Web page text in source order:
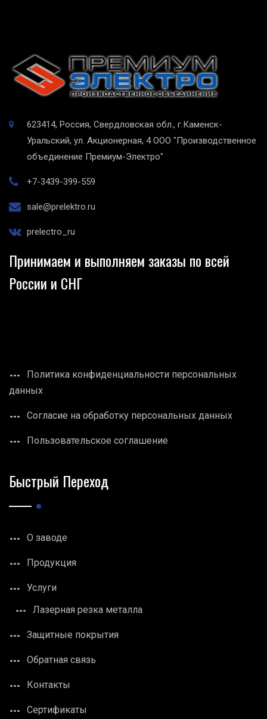
623414, Россия, Свердловская обл., г.Каменск-
Уральский, ул. Акционерная, 4 ООО "Производственное
объединение Премиум-Электро"
+7-3439-399-559
sale@prelektro.ru
prelectro_ru
Принимаем и выполняем заказы по всей
России и СНГ
Политика конфиденциальности персональных
данных
Согласие на обработку персональных данных
Пользовательское соглашение
Быстрый Переход
О заводе
Продукция
Услуги
Лазерная резка металла
Защитные покрытия
Обратная связь
Контакты
Сертификаты